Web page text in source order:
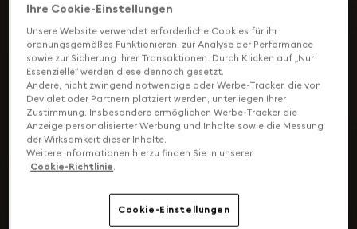
Ihre Cookie-Einstellungen
Unsere Website verwendet erforderliche Cookies für ihr
ordnungsgemäßes Funktionieren, zur Analyse der Performance
sowie zur Sicherung Ihrer Transaktionen. Durch Klicken auf „Nur
Essenzielle“ werden diese dennoch gesetzt.
Andere, nicht zwingend notwendige oder Werbe-Tracker, die von
Devialet oder Partnern platziert werden, unterliegen Ihrer
Zustimmung. Insbesondere ermöglichen Werbe-Tracker die
Anzeige personalisierter Werbung und Inhalte sowie die Messung
der Wirksamkeit dieser Inhalte.
Weitere Informationen hierzu finden Sie in unserer
Cookie-Richtlinie.
Cookie-Einstellungen